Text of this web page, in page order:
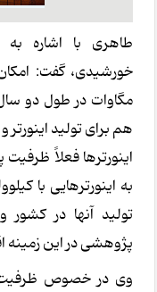
طاهری با اشاره به
مگاوات در طول دو
هم برای تولید
اینورترها فعلاً ظرفیت
به اینورترهایی با
تولید آنها در کشور
پژوهشی در این
وی در خصوص